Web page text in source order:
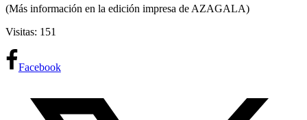
(Más información en la edición impresa de AZAGALA)
Visitas: 151
Facebook